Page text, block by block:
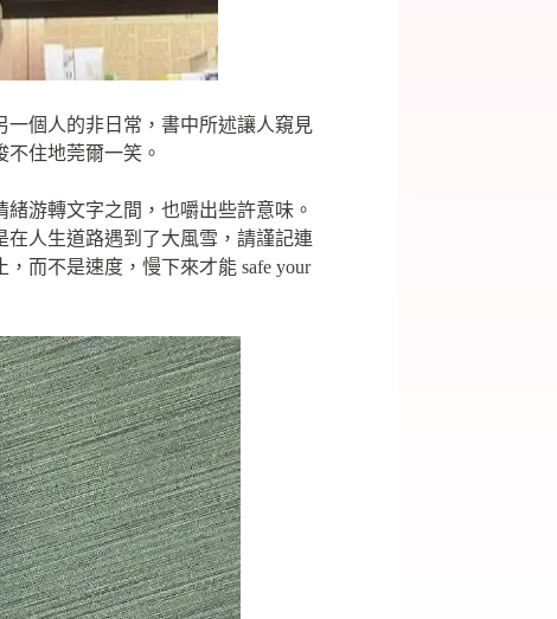
個人的非日常，書中所述讓人窺見
住地莞爾一笑。
游轉文字之間，也嚼出些許意味。
人生道路遇到了大風雪，請謹記連
而不是速度，慢下來才能 safe your